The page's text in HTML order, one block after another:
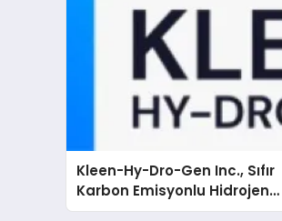
Kleen-Hy-Dro-Gen Inc., Sıfır
Karbon Emisyonlu Hidrojen
Isıtma Teknolojisinde ISO ve